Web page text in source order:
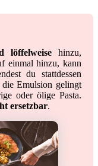
löffelweise hinzu,
einmal hinzu, kann
du stattdessen
die Emulsion gelingt
oder ölige Pasta.
ersetzbar.